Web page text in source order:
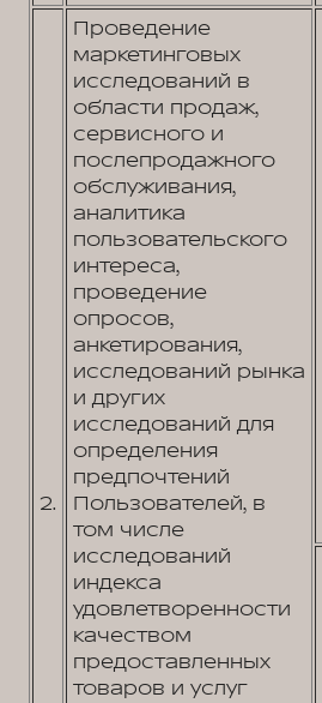
2.
Проведение
маркетинговых
исследований в
области продаж,
сервисного и
послепродажного
обслуживания,
аналитика
пользовательского
интереса,
проведение
опросов,
анкетирования,
исследований рынка
и других
исследований для
определения
предпочтений
Пользователей, в
том числе
исследований
индекса
удовлетворенности
качеством
предоставленных
товаров и услуг